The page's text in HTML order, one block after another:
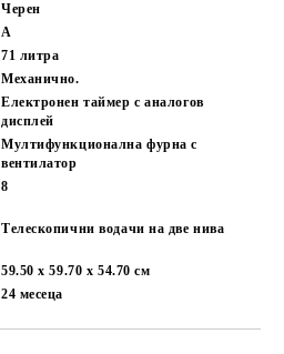
Черен
А
71 литра
Механично.
Електронен таймер с аналогов
дисплей
Мултифункционална фурна с
вентилатор
8
Телескопични водачи на две нива
59.50 x 59.70 x 54.70см
24 месеца